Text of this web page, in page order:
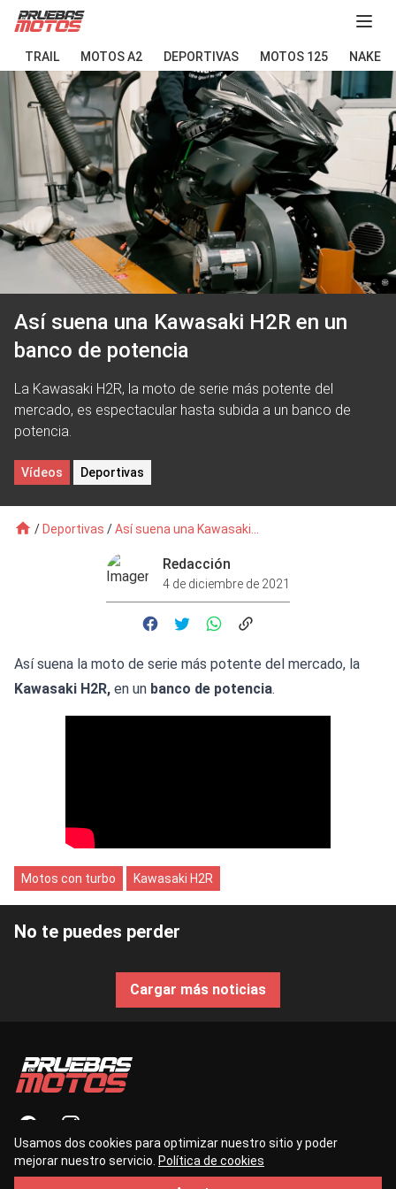
Abir
TRAIL MOTOS A2 DEPORTIVAS MOTOS 125 NAKED
Así suena una Kawasaki H2R en un
banco de potencia
La Kawasaki H2R, la moto de serie más potente del
mercado, es espectacular hasta subida a un banco de
potencia.
Vídeos Deportivas
/ Deportivas /Así suena una Kawasaki...
Redacción
4 de diciembre de 2021
Así suena la moto de serie más potente del mercado, la
Kawasaki H2R, en un banco de potencia.
Motos con turbo Kawasaki H2R
No te puedes perder
Cargar más noticias
Usamos dos cookies para optimizar nuestro sitio y poder
mejorar nuestro servicio. Política de cookies
contacto@pruebasdemotos.es